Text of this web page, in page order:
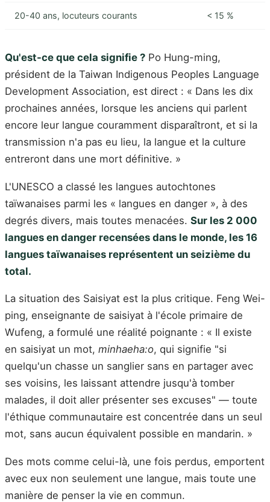
20-40 ans, locuteurs courants < 15 %
Qu'est-ce que cela signifie ? Po Hung-ming,
président de la Taiwan Indigenous Peoples Language
Development Association, est direct : « Dans les dix
prochaines années, lorsque les anciens qui parlent
encore leur langue couramment disparaîtront, et si la
transmission n'a pas eu lieu, la langue et la culture
entreront dans une mort définitive. »
L'UNESCO a classé les langues autochtones
taïwanaises parmi les « langues en danger », à des
degrés divers, mais toutes menacées. Sur les 2 000
langues en danger recensées dans le monde, les 16
langues taïwanaises représentent un seizième du
total.
La situation des Saisiyat est la plus critique. Feng Wei-
ping, enseignante de saisiyat à l'école primaire de
Wufeng, a formulé une réalité poignante : « Il existe
en saisiyat un mot, minhaeha:o, qui signifie "si
quelqu'un chasse un sanglier sans en partager avec
ses voisins, les laissant attendre jusqu'à tomber
malades, il doit aller présenter ses excuses" — toute
l'éthique communautaire est concentrée dans un seul
mot, sans aucun équivalent possible en mandarin. »
Des mots comme celui-là, une fois perdus, emportent
avec eux non seulement une langue, mais toute une
manière de penser la vie en commun.